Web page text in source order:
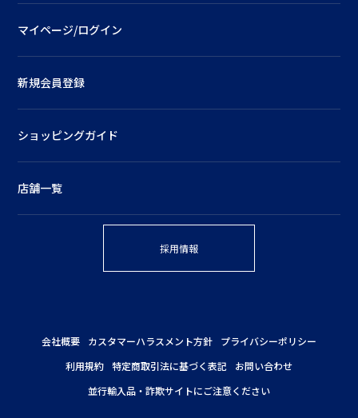
マイページ/ログイン
新規会員登録
ショッピングガイド
店舗一覧
採用情報
会社概要 カスタマーハラスメント方針
プライバシーポリシー
利用規約 特定商取引法に基づく表記
お問い合わせ
並行輸入品・詐欺サイトにご注意ください